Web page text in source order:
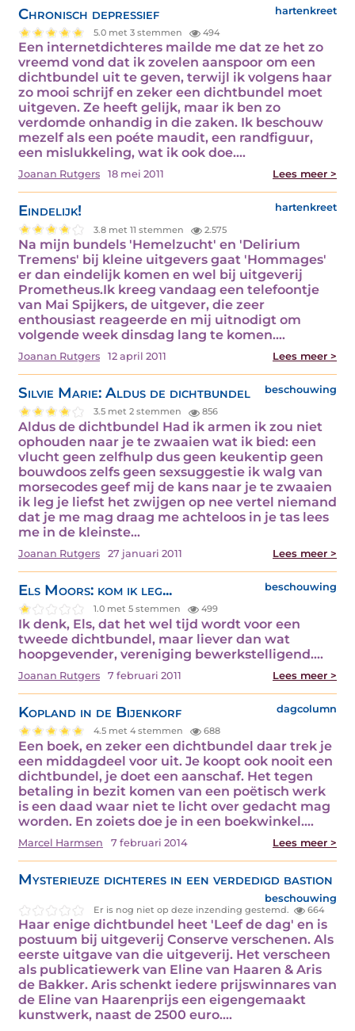
Chronisch depressief hartenkreet
5.0 met 3 stemmen 494
Een internetdichteres mailde me dat ze het zo
vreemd vond dat ik zovelen aanspoor om een
dichtbundel uit te geven, terwijl ik volgens haar
zo mooi schrijf en zeker een dichtbundel moet
uitgeven. Ze heeft gelijk, maar ik ben zo
verdomde onhandig in die zaken. Ik beschouw
mezelf als een poéte maudit, een randfiguur,
een mislukkeling, wat ik ook doe.…
Joanan Rutgers 18 mei 2011 Lees meer >
Eindelijk! hartenkreet
3.8 met 11 stemmen 2.575
Na mijn bundels 'Hemelzucht' en 'Delirium
Tremens' bij kleine uitgevers gaat 'Hommages'
er dan eindelijk komen en wel bij uitgeverij
Prometheus.Ik kreeg vandaag een telefoontje
van Mai Spijkers, de uitgever, die zeer
enthousiast reageerde en mij uitnodigt om
volgende week dinsdag lang te komen.…
Joanan Rutgers 12 april 2011 Lees meer >
Silvie Marie: Aldus de dichtbundel beschouwing
3.5 met 2 stemmen 856
Aldus de dichtbundel Had ik armen ik zou niet
ophouden naar je te zwaaien wat ik bied: een
vlucht geen zelfhulp dus geen keukentip geen
bouwdoos zelfs geen sexsuggestie ik walg van
morsecodes geef mij de kans naar je te zwaaien
ik leg je liefst het zwijgen op nee vertel niemand
dat je me mag draag me achteloos in je tas lees
me in de kleinste…
Joanan Rutgers 27 januari 2011 Lees meer >
Els Moors: kom ik leg... beschouwing
1.0 met 5 stemmen 499
Ik denk, Els, dat het wel tijd wordt voor een
tweede dichtbundel, maar liever dan wat
hoopgevender, vereniging bewerkstelligend.…
Joanan Rutgers 7 februari 2011 Lees meer >
Kopland in de Bijenkorf dagcolumn
4.5 met 4 stemmen 688
Een boek, en zeker een dichtbundel daar trek je
een middagdeel voor uit. Je koopt ook nooit een
dichtbundel, je doet een aanschaf. Het tegen
betaling in bezit komen van een poëtisch werk
is een daad waar niet te licht over gedacht mag
worden. En zoiets doe je in een boekwinkel.…
Marcel Harmsen 7 februari 2014 Lees meer >
Mysterieuze dichteres in een verdedigd bastion
beschouwing
Er is nog niet op deze inzending gestemd. 664
Haar enige dichtbundel heet 'Leef de dag' en is
postuum bij uitgeverij Conserve verschenen. Als
eerste uitgave van die uitgeverij. Het verscheen
als publicatiewerk van Eline van Haaren & Aris
de Bakker. Aris schenkt iedere prijswinnares van
de Eline van Haarenprijs een eigengemaakt
kunstwerk, naast de 2500 euro.…